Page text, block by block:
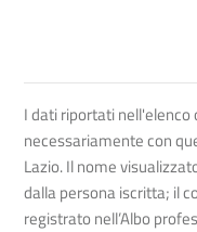
I dati riportati nell'elenco
necessariamente con
Lazio. Il nome
dalla persona iscritta; il
registrato nell’Albo